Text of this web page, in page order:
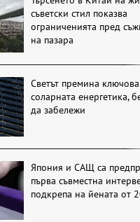
съветски стил показва
ограниченията пред
на пазара
Светът премина
соларната енергетика,
да забележи
Япония и САЩ са
първа съвместна
подкрепа на йената от